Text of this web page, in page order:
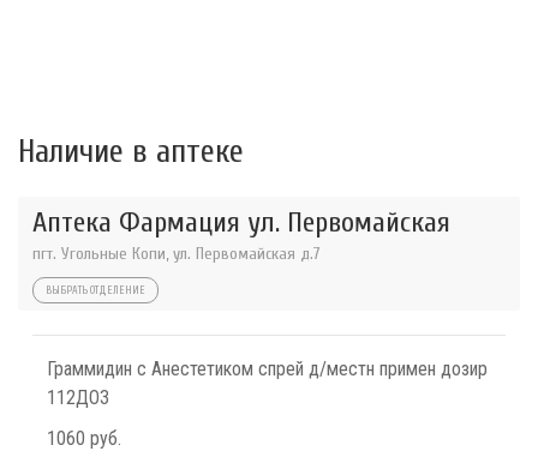
Наличие в аптеке
Аптека Фармация ул. Первомайская
пгт. Угольные Копи, ул. Первомайская д.7
ВЫБРАТЬ ОТДЕЛЕНИЕ
Граммидин с Анестетиком спрей д/местн примен дозир
112ДОЗ
1060 руб.